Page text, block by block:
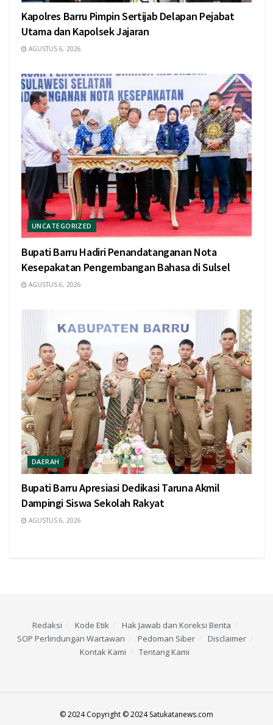
Kapolres Barru Pimpin Sertijab Delapan Pejabat
Utama dan Kapolsek Jajaran
AGUSTUS 6, 2026
UNCATEGORIZED
Bupati Barru Hadiri Penandatanganan Nota
Kesepakatan Pengembangan Bahasa di Sulsel
AGUSTUS 6, 2026
DAERAH
Bupati Barru Apresiasi Dedikasi Taruna Akmil
Dampingi Siswa Sekolah Rakyat
AGUSTUS 6, 2026
Redaksi Kode Etik
Hak Jawab dan Koreksi Berita
SOP Perlindungan Wartawan
Pedoman Siber
Disclaimer
Kontak Kami
Tentang Kami
© 2024 Copyright © 2024 Satukatanews.com